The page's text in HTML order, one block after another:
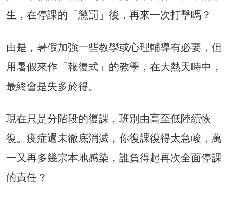
生，在停課的「懲罰」後，再來一次打擊嗎？
由是，暑假加強一些教學或心理輔導有必要，但
用暑假來作「報復式」的教學，在大熱天時中，
最終會是失多於得。
現在只是分階段的復課，班別由高至低陸續恢
復。疫症還未徹底消滅，你復課復得太急峻，萬
一又再多幾宗本地感染，誰負得起再次全面停課
的責任？